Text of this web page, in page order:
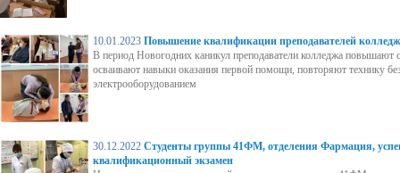
10.01.2023 Повышение квалификации преподавателей
В период Новогодних каникул преподаватели колледжа
осваивают навыки оказания первой помощи, повторяют технику
электрооборудованием
30.12.2022 Студенты группы 41ФМ, отделения Фармация,
квалификационный экзамен